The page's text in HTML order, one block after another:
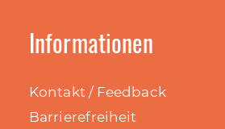
Informationen
Kontakt / Feedback
Barrierefreiheit